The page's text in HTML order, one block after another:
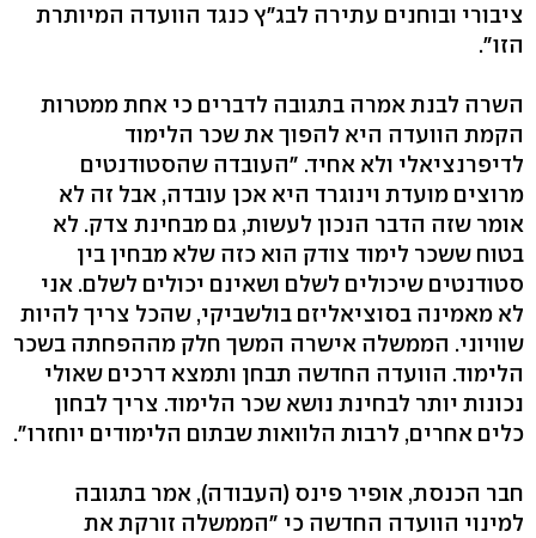
ציבורי ובוחנים עתירה לבג"ץ כנגד הוועדה המיותרת
הזו".
השרה לבנת אמרה בתגובה לדברים כי אחת ממטרות
הקמת הוועדה היא להפוך את שכר הלימוד
לדיפרנציאלי ולא אחיד. "העובדה שהסטודנטים
מרוצים מועדת וינוגרד היא אכן עובדה, אבל זה לא
אומר שזה הדבר הנכון לעשות, גם מבחינת צדק. לא
בטוח ששכר לימוד צודק הוא כזה שלא מבחין בין
סטודנטים שיכולים לשלם ושאינם יכולים לשלם. אני
לא מאמינה בסוציאליזם בולשביקי, שהכל צריך להיות
שוויוני. הממשלה אישרה המשך חלק מההפחתה בשכר
הלימוד. הוועדה החדשה תבחן ותמצא דרכים שאולי
נכונות יותר לבחינת נושא שכר הלימוד. צריך לבחון
כלים אחרים, לרבות הלוואות שבתום הלימודים יוחזרו".
חבר הכנסת, אופיר פינס (העבודה), אמר בתגובה
למינוי הוועדה החדשה כי "הממשלה זורקת את